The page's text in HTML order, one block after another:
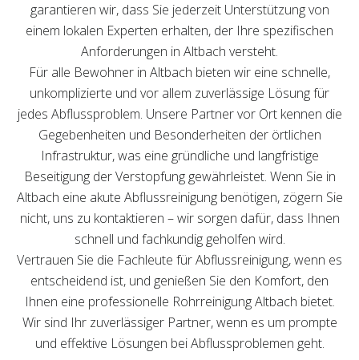
garantieren wir, dass Sie jederzeit Unterstützung von
einem lokalen Experten erhalten, der Ihre spezifischen
Anforderungen in Altbach versteht.
Für alle Bewohner in Altbach bieten wir eine schnelle,
unkomplizierte und vor allem zuverlässige Lösung für
jedes Abflussproblem. Unsere Partner vor Ort kennen die
Gegebenheiten und Besonderheiten der örtlichen
Infrastruktur, was eine gründliche und langfristige
Beseitigung der Verstopfung gewährleistet. Wenn Sie in
Altbach eine akute Abflussreinigung benötigen, zögern Sie
nicht, uns zu kontaktieren – wir sorgen dafür, dass Ihnen
schnell und fachkundig geholfen wird.
Vertrauen Sie die Fachleute für Abflussreinigung, wenn es
entscheidend ist, und genießen Sie den Komfort, den
Ihnen eine professionelle Rohrreinigung Altbach bietet.
Wir sind Ihr zuverlässiger Partner, wenn es um prompte
und effektive Lösungen bei Abflussproblemen geht.